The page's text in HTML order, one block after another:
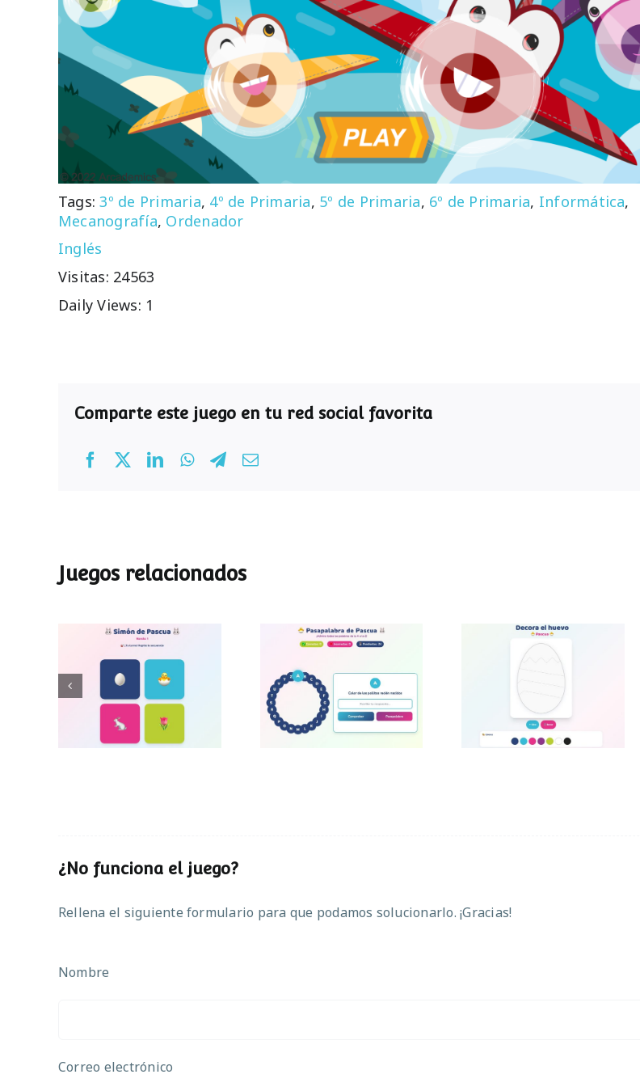
Tags:3º de Primaria, 4º de Primaria, 5º de Primaria, 6º de Primaria, Informática,
Mecanografía, Ordenador
Inglés
Visitas: 24563
Daily Views: 1
Comparte este juego en tu red social favorita
Juegos relacionados
Simon de Pascua
Pasapalabra de
Pascua
Decora el huevo de
Pascua
¿No funciona el juego?
Rellena el siguiente formulario para que podamos solucionarlo. ¡Gracias!
Nombre
Correo electrónico